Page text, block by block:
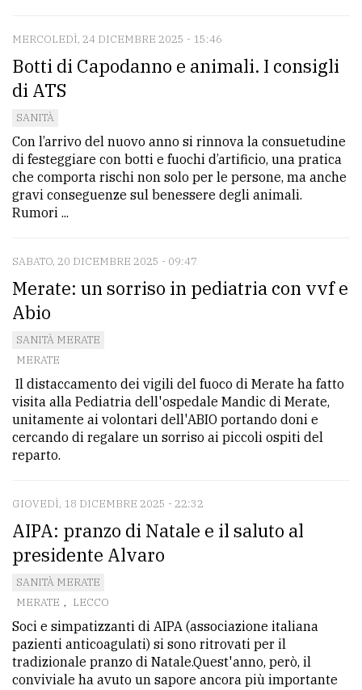
MERCOLEDÌ, 24 DICEMBRE 2025 - 15:46
Botti di Capodanno e animali. I consigli
di ATS
SANITÀ
Con l’arrivo del nuovo anno si rinnova la consuetudine
di festeggiare con botti e fuochi d’artificio, una pratica
che comporta rischi non solo per le persone, ma anche
gravi conseguenze sul benessere degli animali.
Rumori ...
SABATO, 20 DICEMBRE 2025 - 09:47
Merate: un sorriso in pediatria con vvf e
Abio
SANITÀ MERATE
MERATE
Il distaccamento dei vigili del fuoco di Merate ha fatto
visita alla Pediatria dell'ospedale Mandic di Merate,
unitamente ai volontari dell'ABIO portando doni e
cercando di regalare un sorriso ai piccoli ospiti del
reparto.
GIOVEDÌ, 18 DICEMBRE 2025 - 22:32
AIPA: pranzo di Natale e il saluto al
presidente Alvaro
SANITÀ MERATE
MERATE , LECCO
Soci e simpatizzanti di AIPA (associazione italiana
pazienti anticoagulati) si sono ritrovati per il
tradizionale pranzo di Natale.Quest'anno, però, il
conviviale ha avuto un sapore ancora più importante